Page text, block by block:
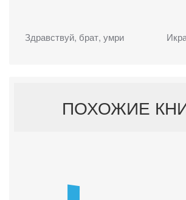
Здравствуй, брат, умри
ПОХОЖИЕ